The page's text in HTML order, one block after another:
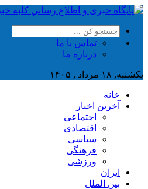
تماس با ما
درباره ما
یکشنبه, ۱۸ مرداد , ۱۴۰۵
خانه
آخرین اخبار
اجتماعی
اقتصادی
سیاسی
فرهنگی
ورزشی
ایران
بین الملل